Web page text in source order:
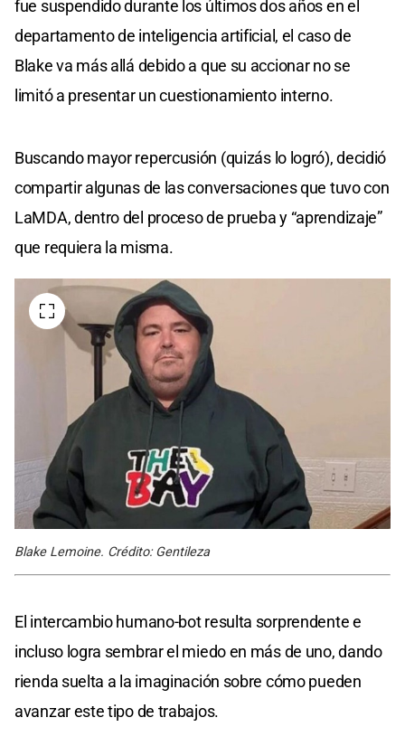
fue suspendido durante los últimos dos años en el
departamento de inteligencia artificial, el caso de
Blake va más allá debido a que su accionar no se
limitó a presentar un cuestionamiento interno.
Buscando mayor repercusión (quizás lo logró), decidió
compartir algunas de las conversaciones que tuvo con
LaMDA, dentro del proceso de prueba y “aprendizaje”
que requiera la misma.
Blake Lemoine. Crédito: Gentileza
El intercambio humano-bot resulta sorprendente e
incluso logra sembrar el miedo en más de uno, dando
rienda suelta a la imaginación sobre cómo pueden
avanzar este tipo de trabajos.